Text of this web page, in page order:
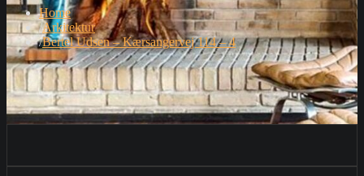
Home
Arkitektur
Bertel Udsen – Kærsangervej 114 – 4